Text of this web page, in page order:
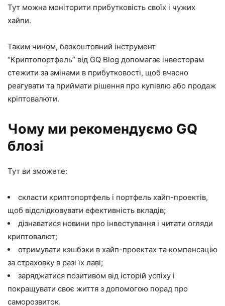
Тут можна моніторити прибутковість своїх і чужих
хайпи.
Таким чином, безкоштовний інструмент
“Криптопортфель” від GQ Blog допомагає інвесторам
стежити за змінами в прибутковості, щоб вчасно
реагувати та приймати рішення про купівлю або продаж
кріптовалюти.
Чому ми рекомендуємо GQ
блозі
Тут ви зможете:
скласти криптопортфель і портфель хайп-проектів,
щоб відслідковувати ефективність вкладів;
дізнаватися новини про інвестування і читати огляди
криптовалют;
отримувати кэшбэки в хайп-проектах та компенсацію
за страховку в разі їх лаві;
заряджатися позитивом від історій успіху і
покращувати своє життя з допомогою порад про
саморозвиток.